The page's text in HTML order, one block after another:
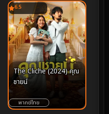
6.5
The Cliche (2024) คุณ
ชายน์
พากย์ไทย